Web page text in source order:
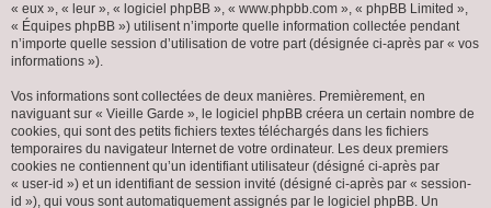
« eux », « leur », « logiciel phpBB », « www.phpbb.com », « phpBB Limited »,
« Équipes phpBB ») utilisent n’importe quelle information collectée pendant
n’importe quelle session d’utilisation de votre part (désignée ci-après par « vos
informations »).
Vos informations sont collectées de deux manières. Premièrement, en
naviguant sur « Vieille Garde », le logiciel phpBB créera un certain nombre de
cookies, qui sont des petits fichiers textes téléchargés dans les fichiers
temporaires du navigateur Internet de votre ordinateur. Les deux premiers
cookies ne contiennent qu’un identifiant utilisateur (désigné ci-après par
« user-id ») et un identifiant de session invité (désigné ci-après par « session-
id »), qui vous sont automatiquement assignés par le logiciel phpBB. Un